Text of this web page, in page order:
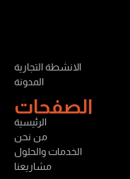
الانشطة التجارية
المدونة
الصفحات
الرئيسية
من نحن
الخدمات والحلول
مشاريعنا